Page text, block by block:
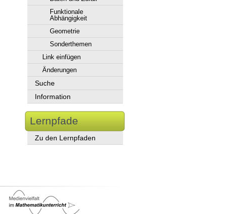
Funktionale
Abhängigkeit
Geometrie
Sonderthemen
Link einfügen
Änderungen
Suche
Information
Lernpfade
Zu den Lernpfaden